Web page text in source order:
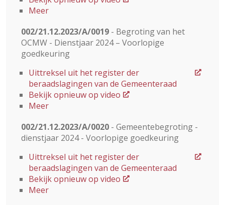
Meer
002/21.12.2023/A/0019 - Begroting van het
OCMW - Dienstjaar 2024 – Voorlopige
goedkeuring
Uittreksel uit het register der
beraadslagingen van de Gemeenteraad
Bekijk opnieuw op video
Meer
002/21.12.2023/A/0020 - Gemeentebegroting -
dienstjaar 2024 - Voorlopige goedkeuring
Uittreksel uit het register der
beraadslagingen van de Gemeenteraad
Bekijk opnieuw op video
Meer